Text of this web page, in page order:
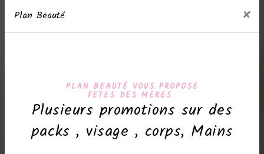
Plan Beauté ×
PLAN BEAUTÉ VOUS PROPOSE
FETES DES MERES
Plusieurs promotions sur des
packs , visage , corps, Mains